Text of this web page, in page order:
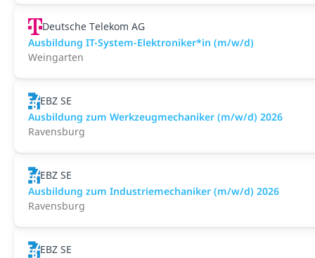
Deutsche Telekom AG
Ausbildung IT-System-Elektroniker*in (m/w/d)
Weingarten
EBZ SE
Ausbildung zum Werkzeugmechaniker (m/w/d) 2026
Ravensburg
EBZ SE
Ausbildung zum Industriemechaniker (m/w/d) 2026
Ravensburg
EBZ SE